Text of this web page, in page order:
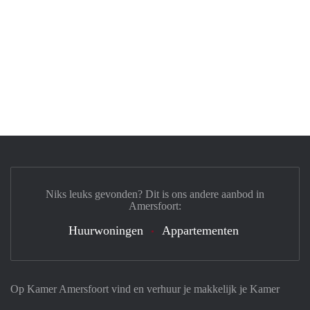
Op Kamer Amersfoort vind en verhuur je makkelijk je Kamer
Niks leuks gevonden? Dit is ons andere aanbod in
Amersfoort:
Huurwoningen Appartementen